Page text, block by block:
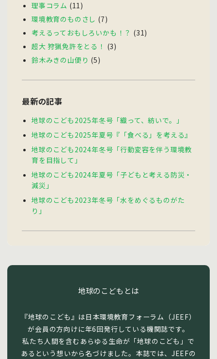
理事コラム (11)
環境教育のものさし (7)
考えるっておもしろいかも！？ (31)
超大 狩猟免許をとる！ (3)
鈴木みきの山便り (5)
最新の記事
地球のこども2025年冬号「織って、紡いで。」
地球のこども2025年夏号『「食べる」を考える』
地球のこども2024年冬号「行動変容を伴う環境教
育を目指して」
地球のこども2024年夏号「子どもと考える防災・
減災」
地球のこども2023年冬号「水をめぐるものがた
り」
地球のこどもとは
『地球のこども』は日本環境教育フォーラム（JEEF）
が会員の方向けに年6回発行している機関誌です。
私たち人間を含むあらゆる生命が「地球のこども」で
あるという想いから名づけました。本誌では、JEEFの